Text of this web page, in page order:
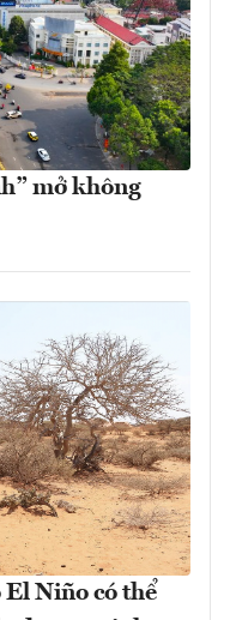
mở không
Niño có thể